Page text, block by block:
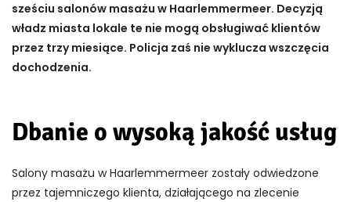
sześciu salonów masażu w Haarlemmermeer. Decyzją
władz miasta lokale te nie mogą obsługiwać klientów
przez trzy miesiące. Policja zaś nie wyklucza wszczęcia
dochodzenia.
Dbanie o wysoką jakość usług
Salony masażu w Haarlemmermeer zostały odwiedzone
przez tajemniczego klienta, działającego na zlecenie